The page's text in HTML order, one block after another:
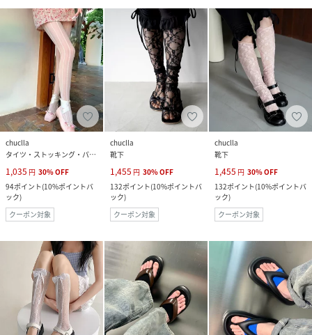
chuclla
タイツ・ストッキング・パンスト
1,035 円 30%OFF
94ポイント(10%ポイントバ
ック)
クーポン対象
chuclla
靴下
1,455 円 30%OFF
132ポイント(10%ポイントバ
ック)
クーポン対象
chuclla
靴下
1,455 円 30%OFF
132ポイント(10%ポイントバ
ック)
クーポン対象